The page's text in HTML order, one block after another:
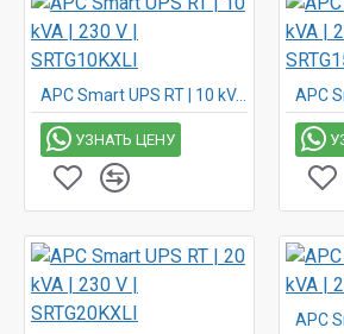
APC Smart UPS RT | 10 kVA | 230 V | SRTG10KXLI
УЗНАТЬ ЦЕНУ